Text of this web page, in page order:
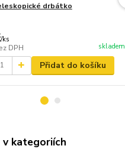
drbátko
/ks
DPH skladem
Přidat do košíku
v kategoriích